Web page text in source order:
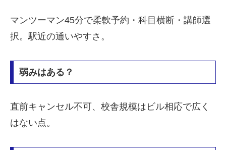
マンツーマン45分で柔軟予約・科目横断・講師選
択。駅近の通いやすさ。
弱みはある？
直前キャンセル不可、校舎規模はビル相応で広く
はない点。